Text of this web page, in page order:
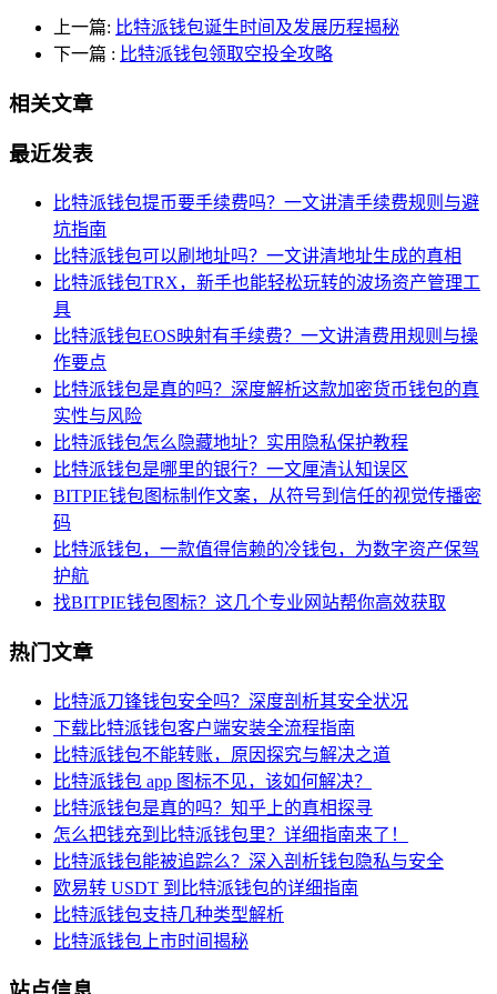
上一篇: 比特派钱包诞生时间及发展历程揭秘
下一篇 : 比特派钱包领取空投全攻略
相关文章
最近发表
比特派钱包提币要手续费吗？一文讲清手续费规则与避
坑指南
比特派钱包可以刷地址吗？一文讲清地址生成的真相
比特派钱包TRX，新手也能轻松玩转的波场资产管理工
具
比特派钱包EOS映射有手续费？一文讲清费用规则与操
作要点
比特派钱包是真的吗？深度解析这款加密货币钱包的真
实性与风险
比特派钱包怎么隐藏地址？实用隐私保护教程
比特派钱包是哪里的银行？一文厘清认知误区
BITPIE钱包图标制作文案，从符号到信任的视觉传播密
码
比特派钱包，一款值得信赖的冷钱包，为数字资产保驾
护航
找BITPIE钱包图标？这几个专业网站帮你高效获取
热门文章
比特派刀锋钱包安全吗？深度剖析其安全状况
下载比特派钱包客户端安装全流程指南
比特派钱包不能转账，原因探究与解决之道
比特派钱包 app 图标不见，该如何解决？
比特派钱包是真的吗？知乎上的真相探寻
怎么把钱充到比特派钱包里？详细指南来了！
比特派钱包能被追踪么？深入剖析钱包隐私与安全
欧易转 USDT 到比特派钱包的详细指南
比特派钱包支持几种类型解析
比特派钱包上市时间揭秘